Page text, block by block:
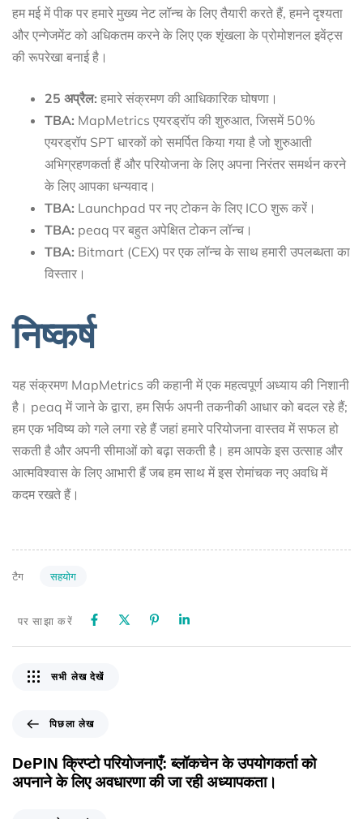
हम मई में पीक पर हमारे मुख्य नेट लॉन्च के लिए तैयारी करते हैं, हमने दृश्यता
और एन्गेजमेंट को अधिकतम करने के लिए एक शृंखला के प्रोमोशनल इवेंट्स
की रूपरेखा बनाई है।
25 अप्रैल: हमारे संक्रमण की आधिकारिक घोषणा।
TBA: MapMetrics एयरड्रॉप की शुरुआत, जिसमें 50%
एयरड्रॉप SPT धारकों को समर्पित किया गया है जो शुरुआती
अभिग्रहणकर्ता हैं और परियोजना के लिए अपना निरंतर समर्थन करने
के लिए आपका धन्यवाद।
TBA: Launchpad पर नए टोकन के लिए ICO शुरू करें।
TBA: peaq पर बहुत अपेक्षित टोकन लॉन्च।
TBA: Bitmart (CEX) पर एक लॉन्च के साथ हमारी उपलब्धता का
विस्तार।
निष्कर्ष
यह संक्रमण MapMetrics की कहानी में एक महत्वपूर्ण अध्याय की निशानी
है। peaq में जाने के द्वारा, हम सिर्फ अपनी तकनीकी आधार को बदल रहे हैं;
हम एक भविष्य को गले लगा रहे हैं जहां हमारे परियोजना वास्तव में सफल हो
सकती है और अपनी सीमाओं को बढ़ा सकती है। हम आपके इस उत्साह और
आत्मविश्वास के लिए आभारी हैं जब हम साथ में इस रोमांचक नए अवधि में
कदम रखते हैं।
टैग सहयोग
पर साझा करें
पिछला लेख
DePIN क्रिप्टो परियोजनाएँ: ब्लॉकचेन के उपयोगकर्ता को
अपनाने के लिए अवधारणा की जा रही अध्यापकता।
सभी लेख देखें